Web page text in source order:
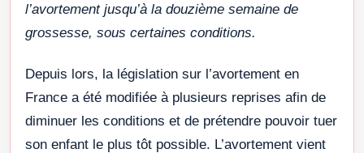
l’avortement jusqu’à la douzième semaine de
grossesse, sous certaines conditions.
Depuis lors, la législation sur l’avortement en
France a été modifiée à plusieurs reprises afin de
diminuer les conditions et de prétendre pouvoir tuer
son enfant le plus tôt possible. L’avortement vient